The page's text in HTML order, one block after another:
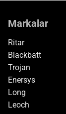
Markalar
Ritar
Blackbatt
Trojan
Enersys
Long
Leoch